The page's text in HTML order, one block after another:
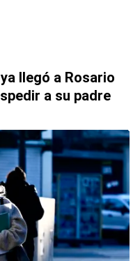
llegó a Rosario
a su padre